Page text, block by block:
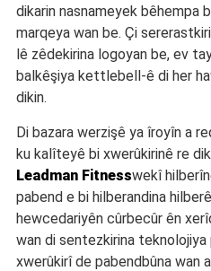
dikarin nasnameyek bêhempa
marqeya wan be. Çi
lê zêdekirina logoyan be, ev
balkêşiya kettlebell-ê di her
dikin.
Di bazara werzişê ya îroyîn a
ku kalîteyê bi xwerûkirinê re
Leadman Fitnesswekî
pabend e bi hilberandina
hewcedariyên cûrbecûr ên
wan di sentezkirina
xwerûkirî de pabendbûna wan